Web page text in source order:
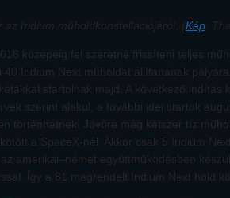
az Iridium műholdkonstellációjáról. (Kép:
közepéig fel szeretné frissíteni teljes
40 Iridium Next műholdat állítanának
startolnak majd. A következő indítás
szerint alakul, a további idei startok
történhetnek. Jövőre még kétszer tíz
a SpaceX-nél. Akkor csak 5 Iridium
amerikai–német együttműködésben
Így a 81 megrendelt Iridium Next hold